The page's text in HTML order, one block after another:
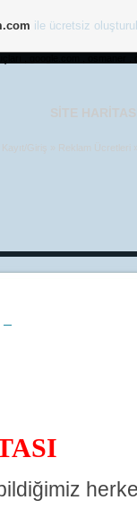
SITE
Giriş Reklam Ücretleri
ile ücretsiz